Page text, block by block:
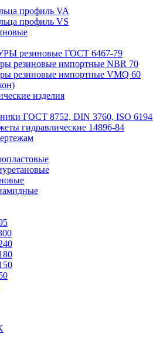
профиль VA
профиль VS
резиновые ГОСТ 6467-79
резиновые импортные NBR 70
резиновые импортные VMQ 60
изделия
ГОСТ 8752, DIN 3760, ISO 6194
гидравлические 14896-84